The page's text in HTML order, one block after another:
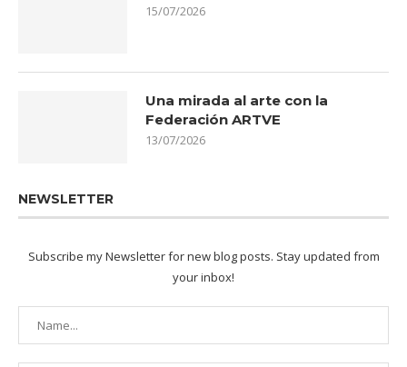
15/07/2026
Una mirada al arte con la
Federación ARTVE
13/07/2026
NEWSLETTER
Subscribe my Newsletter for new blog posts. Stay updated from
your inbox!